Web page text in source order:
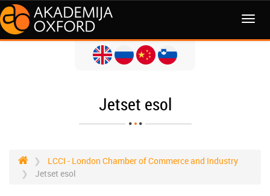
Jetset esol
LCCI - London Chamber of Commerce and Industry
Jetset esol